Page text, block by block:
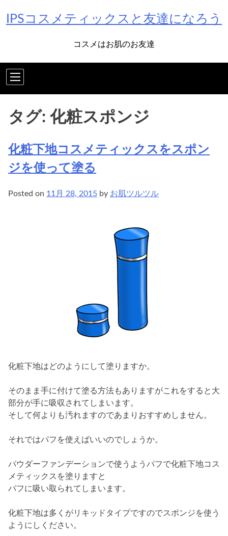
IPSコスメティックスと友達になろう
コスメはお肌のお友達
タグ: 化粧スポンジ
化粧下地コスメティックスをスポン
ジを使って塗る
Posted on 11月 28, 2015 by お肌ツルツル
化粧下地はどのようにして塗りますか。
そのまま手に付けて塗る方法もありますがこれをすると大
部分が手に吸収されてしまいます。
そして何よりも汚れますのであまりおすすめしません。
それではパフを使えばいいのでしょうか。
パウダーファンデーションで使うようパフで化粧下地コス
メティックスを塗りますと
パフに吸い取られてしまいます。
化粧下地は多くがリキッドタイプですのでスポンジを使う
ようにしください。